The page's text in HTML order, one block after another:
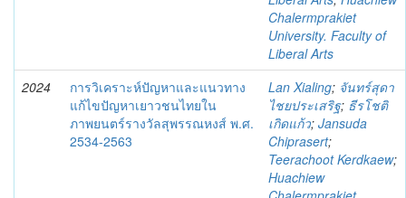
Chalermprakiet
University. Faculty of
Liberal Arts
2024
การวิเคราะห์ปัญหาและแนวทาง
แก้ไขปัญหาเยาวชนไทยใน
ภาพยนตร์รางวัลสุพรรณหงส์ พ.ศ.
2534-2563
Lan Xialing; จันทร์สุดา
ไชยประเสริฐ; ธีรโชติ
เกิดแก้ว; Jansuda
Chiprasert;
Teerachoot Kerdkaew;
Huachiew